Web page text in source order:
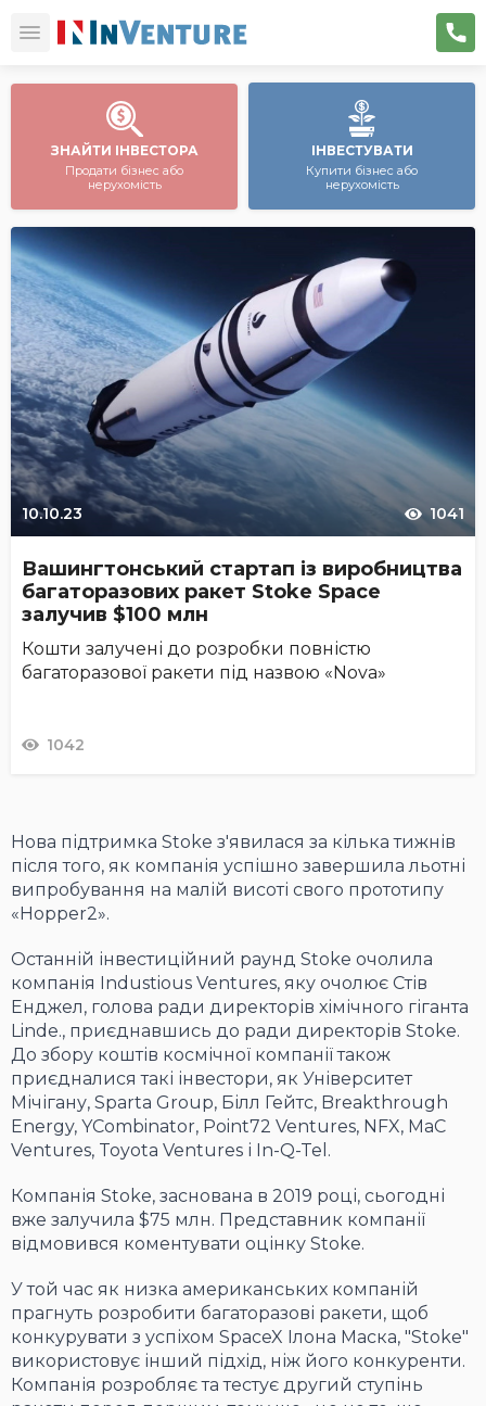
ЗНАЙТИ ІНВЕСТОРА
Продати бізнес або
нерухомість
ІНВЕСТУВАТИ
Купити бізнес або
нерухомість
10.10.23 1041
Вашингтонський стартап із виробництва
багаторазових ракет Stoke Space
залучив $100 млн
Кошти залучені до розробки повністю
багаторазової ракети під назвою «Nova»
1042
Нова підтримка Stoke з'явилася за кілька тижнів
після того, як компанія успішно завершила льотні
випробування на малій висоті свого прототипу
«Hopper2».
Останній інвестиційний раунд Stoke очолила
компанія Industious Ventures, яку очолює Стів
Енджел, голова ради директорів хімічного гіганта
Linde., приєднавшись до ради директорів Stoke.
До збору коштів космічної компанії також
приєдналися такі інвестори, як Університет
Мічігану, Sparta Group, Білл Гейтс, Breakthrough
Energy, YCombinator, Point72 Ventures, NFX, MaC
Ventures, Toyota Ventures і In-Q-Tel.
Компанія Stoke, заснована в 2019 році, сьогодні
вже залучила $75 млн. Представник компанії
відмовився коментувати оцінку Stoke.
У той час як низка американських компаній
прагнуть розробити багаторазові ракети, щоб
конкурувати з успіхом SpaceX Ілона Маска, "Stoke"
використовує інший підхід, ніж його конкуренти.
Компанія розробляє та тестує другий ступінь